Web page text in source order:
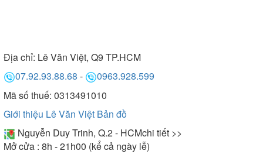
Địa chỉ: Lê Văn Việt, Q9 TP.HCM
07.92.93.88.68 -
0963.928.599
Mã số thuế: 0313491010
Giới thiệu Lê Văn Việt Bản đồ
Nguyễn Duy Trinh, Q.2 - HCMchi tiết >>
Mở cửa : 8h - 21h00 (kể cả ngày lễ)